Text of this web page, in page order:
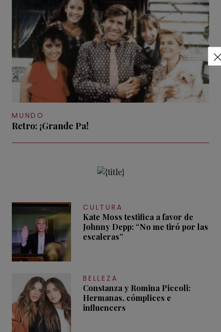
MUNDO
Retro: ¡Grande Pa!
CULTURA
Kate Moss testifica a favor de
Johnny Depp: “No me tiró por las
escaleras”
BELLEZA
Constanza y Romina Piccoli:
Hermanas, cómplices e
influencers